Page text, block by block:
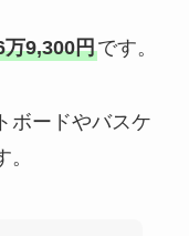
9,300円です。
ボードやバスケ